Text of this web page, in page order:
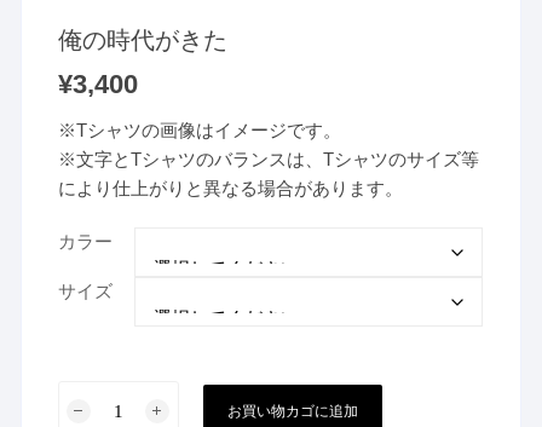
俺の時代がきた
¥3,400
※Tシャツの画像はイメージです。
※文字とTシャツのバランスは、Tシャツのサイズ等
により仕上がりと異なる場合があります。
カラー
サイズ
お買い物カゴに追加